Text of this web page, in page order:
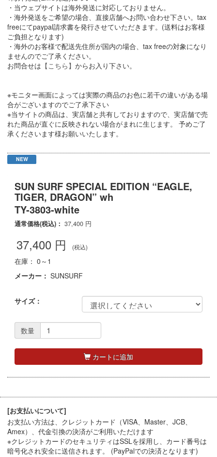
・当ウェブサイトは海外発送に対応しておりません。
・海外発送をご希望の場合、直接店舗へお問い合わせ下さい。tax
freeにてpaypal請求書を発行させていただきます。(送料はお客様
ご負担となります)
・海外のお客様で配送先住所が国内の場合、tax freeの対象になり
ませんのでご了承ください。
お問合せは 【こちら】 からお入り下さい。
※モニター画面によっては実際の商品のお色に若干の違いがある場
合がございますのでご了承下さい
※当サイトの商品は、実店舗と共有しておりますので、実店舗で売
れた商品が直ぐに反映されない場合がまれに生じます。 予めご了
承くださいます様お願いいたします。
NEW
SUN SURF SPECIAL EDITION “EAGLE,
TIGER, DRAGON” wh
TY-3803-white
通常価格(税込)： 37,400 円
37,400 円 (税込)
在庫： 0～1
メーカー： SUNSURF
サイズ：
数量
カートに追加
[お支払いについて]
お支払い方法は、クレジットカード（VISA、Master、JCB、
Amex）、代金引換の決済がご利用いただけます
※クレジットカードのセキュリティはSSLを採用し、カード番号は
暗号化され安全に送信されます。 (PayPalでの決済となります)